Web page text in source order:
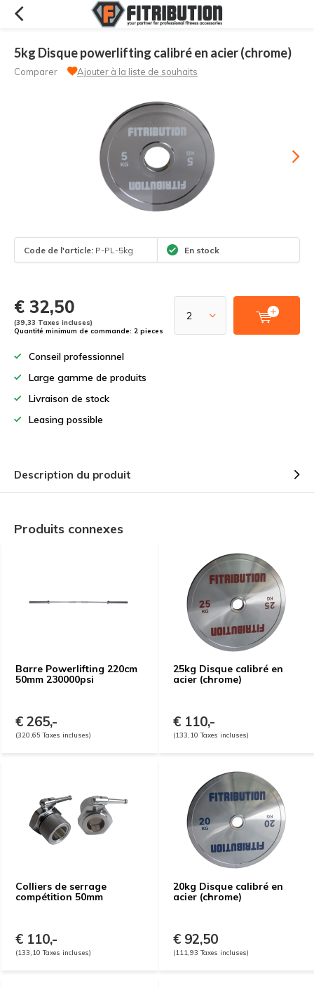
5kg Disque powerlifting calibré en acier (chrome)
Comparer Ajouter à la liste de souhaits
Code de l'article: P-PL-5kg En stock
€ 32,50
(39,33 Taxes incluses)
Quantité minimum de commande: 2 pieces
Conseil professionnel
Large gamme de produits
Livraison de stock
Leasing possible
Description du produit
Produits connexes
Barre Powerlifting 220cm
50mm 230000psi
€ 265,-
(320,65 Taxes incluses)
25kg Disque calibré en
acier (chrome)
€ 110,-
(133,10 Taxes incluses)
Colliers de serrage
compétition 50mm
€ 110,-
(133,10 Taxes incluses)
20kg Disque calibré en
acier (chrome)
€ 92,50
(111,93 Taxes incluses)